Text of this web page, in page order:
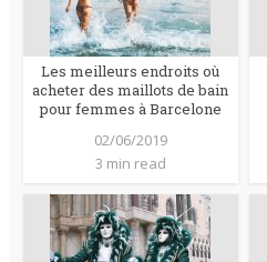
Les meilleurs endroits où
acheter des maillots de bain
pour femmes à Barcelone
02/06/2019
3 min read